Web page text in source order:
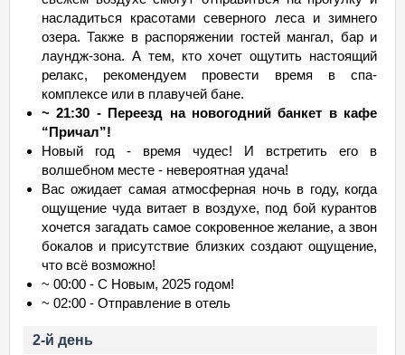
насладиться красотами северного леса и зимнего
озера. Также в распоряжении гостей мангал, бар и
лаундж-зона. А тем, кто хочет ощутить настоящий
релакс, рекомендуем провести время в спа-
комплексе или в плавучей бане.
~ 21:30 - Переезд на новогодний банкет в кафе
“Причал”!
Новый год - время чудес! И встретить его в
волшебном месте - невероятная удача!
Вас ожидает самая атмосферная ночь в году, когда
ощущение чуда витает в воздухе, под бой курантов
хочется загадать самое сокровенное желание, а звон
бокалов и присутствие близких создают ощущение,
что всё возможно!
~ 00:00 - С Новым, 2025 годом!
~ 02:00 - Отправление в отель
2-й день